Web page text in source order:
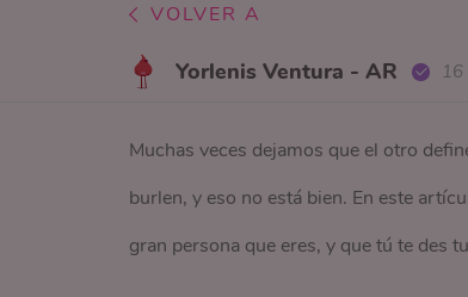
VOLVER A
Yorlenis Ventura - AR 16
Muchas veces dejamos que el otro
burlen, y eso no está bien. En este
gran persona que eres, y que tú te des